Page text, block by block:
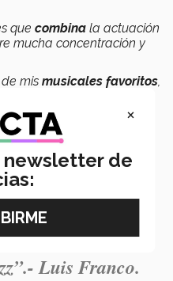
que combina la actuación
mucha concentración y
mis musicales favoritos,
de audicionar no
a una de las
, afirmó.
para conocer
de la
Unidos y, sobre
Luis Franco.
×
newsletter de